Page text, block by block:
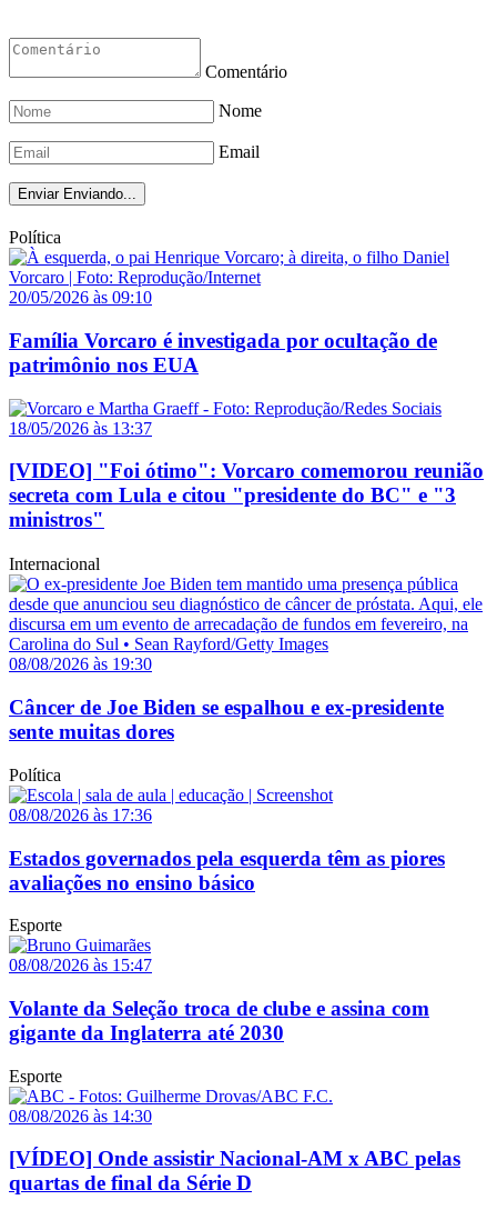
Comentário
Nome
Email
Enviar Enviando...
Política
20/05/2026 às 09:10
Família Vorcaro é investigada por ocultação de
patrimônio nos EUA
18/05/2026 às 13:37
[VIDEO] "Foi ótimo": Vorcaro comemorou reunião
secreta com Lula e citou "presidente do BC" e "3
ministros"
Internacional
08/08/2026 às 19:30
Câncer de Joe Biden se espalhou e ex-presidente
sente muitas dores
Política
08/08/2026 às 17:36
Estados governados pela esquerda têm as piores
avaliações no ensino básico
Esporte
08/08/2026 às 15:47
Volante da Seleção troca de clube e assina com
gigante da Inglaterra até 2030
Esporte
08/08/2026 às 14:30
[VÍDEO] Onde assistir Nacional-AM x ABC pelas
quartas de final da Série D